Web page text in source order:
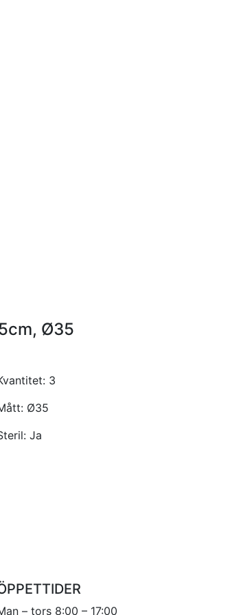
Ø35
3
Ø35
Ja
– tors 8:00 – 17:00